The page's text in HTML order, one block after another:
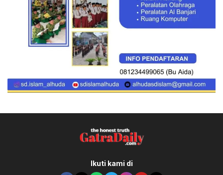
Ikuti kami di